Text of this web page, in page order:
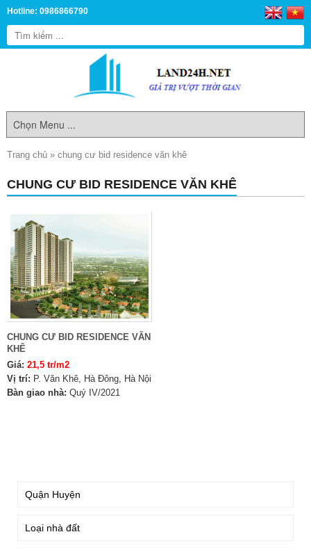
Hotline: 0986866790
Trang chủ » chung cư bid residence văn khê
CHUNG CƯ BID RESIDENCE VĂN KHÊ
CHUNG CƯ BID RESIDENCE VĂN
KHÊ
Giá: 21,5 tr/m2
Vị trí: P. Văn Khê, Hà Đông, Hà Nội
Bàn giao nhà: Quý IV/2021